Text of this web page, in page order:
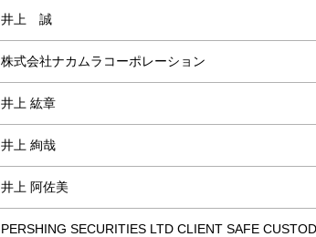
井上 誠
株式会社ナカムラコーポレーション
井上 紘章
井上 絢哉
井上 阿佐美
PERSHING SECURITIES LTD CLIENT SAFE